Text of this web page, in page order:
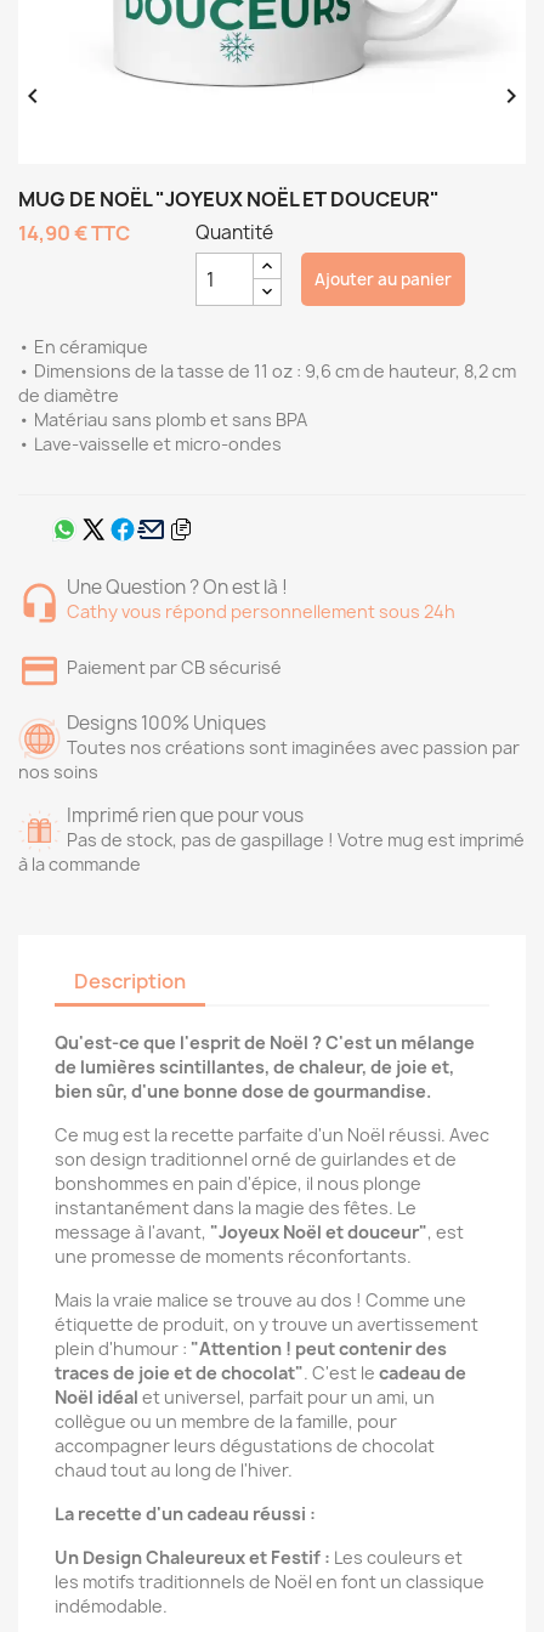
 
MUG DE NOËL "JOYEUX NOËL ET DOUCEUR"
14,90 €TTC
• En céramique
• Dimensions de la tasse de 11 oz : 9,6 cm de hauteur, 8,2 cm
de diamètre
• Matériau sans plomb et sans BPA
• Lave-vaisselle et micro-ondes
Quantité
Ajouter au panier
Une Question ? On est là !
Cathy vous répond personnellement sous 24h
Paiement par CB sécurisé
Designs 100% Uniques
Toutes nos créations sont imaginées avec passion par
nos soins
Imprimé rien que pour vous
Pas de stock, pas de gaspillage ! Votre mug est imprimé
à la commande
Description
Qu'est-ce que l'esprit de Noël ? C'est un mélange
de lumières scintillantes, de chaleur, de joie et,
bien sûr, d'une bonne dose de gourmandise.
Ce mug est la recette parfaite d'un Noël réussi. Avec
son design traditionnel orné de guirlandes et de
bonshommes en pain d'épice, il nous plonge
instantanément dans la magie des fêtes. Le
message à l'avant, "Joyeux Noël et douceur", est
une promesse de moments réconfortants.
Mais la vraie malice se trouve au dos ! Comme une
étiquette de produit, on y trouve un avertissement
plein d'humour : "Attention ! peut contenir des
traces de joie et de chocolat". C'est le cadeau de
Noël idéal et universel, parfait pour un ami, un
collègue ou un membre de la famille, pour
accompagner leurs dégustations de chocolat
chaud tout au long de l'hiver.
La recette d'un cadeau réussi :
Un Design Chaleureux et Festif : Les couleurs et
les motifs traditionnels de Noël en font un classique
indémodable.